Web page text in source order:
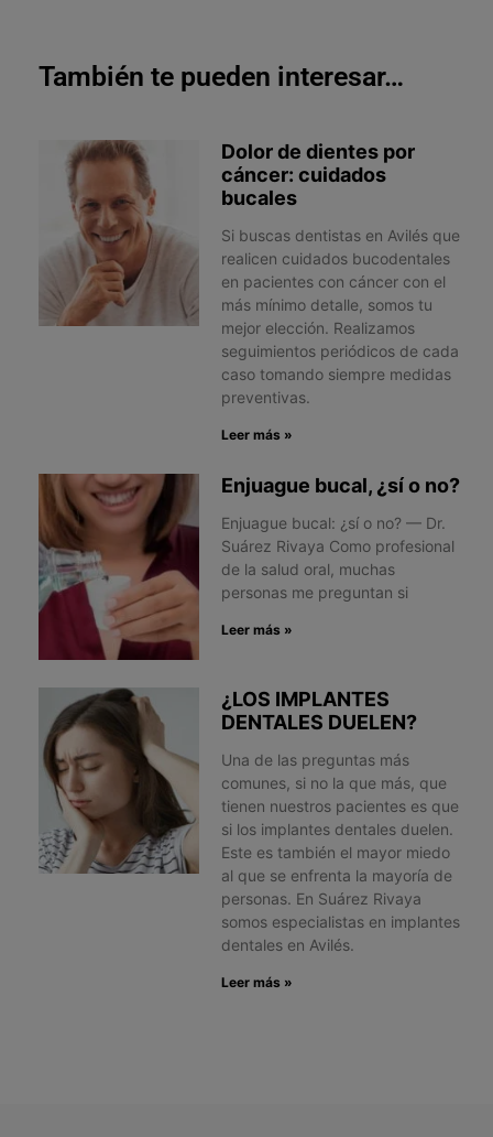
También te pueden interesar…
Dolor de dientes por
cáncer: cuidados
bucales
Si buscas dentistas en Avilés que
realicen cuidados bucodentales
en pacientes con cáncer con el
más mínimo detalle, somos tu
mejor elección. Realizamos
seguimientos periódicos de cada
caso tomando siempre medidas
preventivas.
Leer más »
Enjuague bucal, ¿sí o no?
Enjuague bucal: ¿sí o no? — Dr.
Suárez Rivaya Como profesional
de la salud oral, muchas
personas me preguntan si
Leer más »
¿LOS IMPLANTES
DENTALES DUELEN?
Una de las preguntas más
comunes, si no la que más, que
tienen nuestros pacientes es que
si los implantes dentales duelen.
Este es también el mayor miedo
al que se enfrenta la mayoría de
personas. En Suárez Rivaya
somos especialistas en implantes
dentales en Avilés.
Leer más »